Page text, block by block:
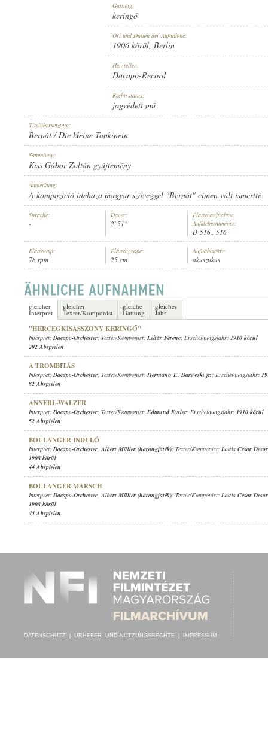
INTERPRET: DACAPO-ORCHESTER
DACAPO-RECORD
D-516.
Gattung:
keringő
Ort und Datum der Aufnahme:
1906 körül, Berlin
Hersteller:
Dacapo-Record
Rechtsstatus:
jogvédett mű
Titelübersetzung:
Bernát / Die kleine Tonkinein
Sammlung:
Kiss Gábor Zoltán gyűjtemény
Anmerkung:
A kompozíció idehaza magyar szöveggel "Bernát" címen vált ismertté.
Sprache:
-
Dauer:
2' 51"
Plattenaufnahme,
Aufklebernummer:
D-516., 516
Plattentyp:
78 rpm
Plattengröße:
25 cm
Aufnahmeart:
akusztikus
gleicher
Interpret
gleicher
Texter/Komponist
gleiche
Gattung
gleiches
Jahr
"HERCEGKISASSZONY KERINGŐ"
Interpret:Dacapo-Orchester; Texter/Komponist: Lehár Ferenc; Erscheinungsjahr: 1910 körül
202 Abspielen
A TROMBITÁS
Interpret:Dacapo-Orchester; Texter/Komponist: Hermann E. Darewski jr.; Erscheinungsjahr:
82 Abspielen
ANNERL-WALZER
Interpret:Dacapo-Orchester; Texter/Komponist: Edmund Eysler; Erscheinungsjahr: 1910 körül
52 Abspielen
BOULANGER INDULÓ
Interpret:Dacapo-Orchester,Albert Müller (harangjáték); Texter/Komponist: Louis Cesar
1908 körül
44 Abspielen
BOULANGER MARSCH
Interpret:Dacapo-Orchester,Albert Müller (harangjáték); Texter/Komponist: Louis Cesar
1908 körül
44 Abspielen
DATENSCHUTZ URHEBER- UND NUTZUNGSRECHTE IMPRESSUM